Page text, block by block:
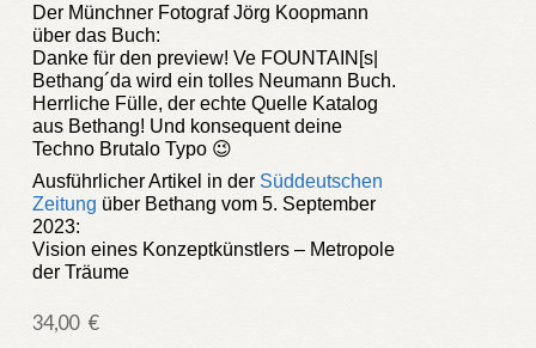
Der Münchner Fotograf Jörg Koopmann
über das Buch:
Danke für den preview! Ve FOUNTAIN[s|
Bethang´da wird ein tolles Neumann Buch.
Herrliche Fülle, der echte Quelle Katalog
aus Bethang! Und konsequent deine
Techno Brutalo Typo 😉
Ausführlicher Artikel in der Süddeutschen
Zeitung über Bethang vom 5. September
2023:
Vision eines Konzeptkünstlers – Metropole
der Träume
34,00 €